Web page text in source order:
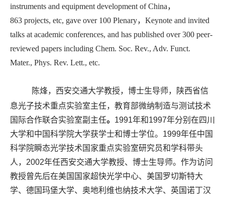
instruments and equipment development of China，
863 projects, etc, gave over 100 Plenary，Keynote and invited
talks at academic conferences, and has published over 300 peer-
reviewed papers including Chem. Soc. Rev., Adv. Funct.
Mater., Phys. Rev. Lett., etc.
陈烽，西安交通大学教授，博士生导师，陕西省信
息光子技术重点实验室主任，教育部微纳制造与测试技术
国际合作联合实验室副主任。 1991年和1997年分别在四川
大学和中国科学院大学获学士和博士学位。 1999年任中国
科学院瞬态光学技术国家重点实验室研究员和学科带头
人， 2002年任西安交通大学教授、博士生导师。作为访问
教授曾先后在美国国家超快光学中心、 美国罗切斯特大
学、 德国玛堡大学、奥地利维也纳技术大学、英国诺丁汉